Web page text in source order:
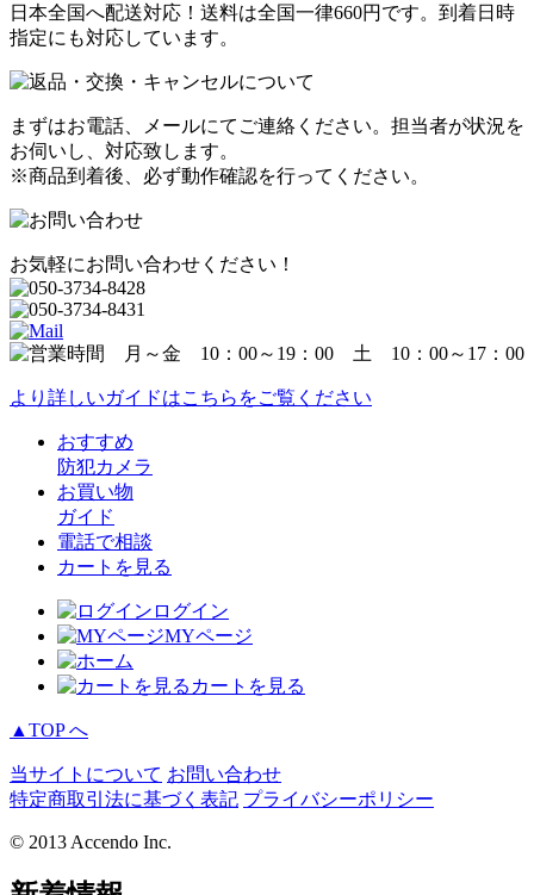
日本全国へ配送対応！送料は全国一律660円です。到着日時
指定にも対応しています。
まずはお電話、メールにてご連絡ください。担当者が状況を
お伺いし、対応致します。
※商品到着後、必ず動作確認を行ってください。
お気軽にお問い合わせください！
より詳しいガイドはこちらをご覧ください
おすすめ
防犯カメラ
お買い物
ガイド
電話で相談
カートを見る
ログイン
MYページ
カートを見る
▲TOP へ
当サイトについて お問い合わせ
特定商取引法に基づく表記 プライバシーポリシー
© 2013 Accendo Inc.